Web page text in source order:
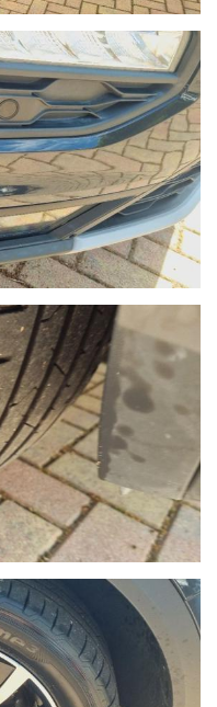
privacy*
dati per finalità di